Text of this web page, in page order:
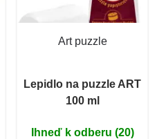
Art puzzle
Lepidlo na puzzle ART
100 ml
Ihneď k odberu (20)